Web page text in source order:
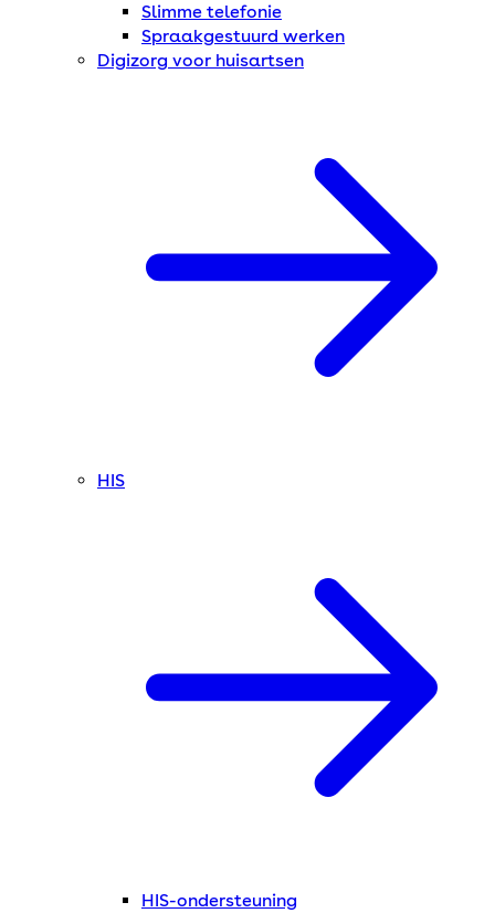
Slimme telefonie
Spraakgestuurd werken
Digizorg voor huisartsen
HIS
HIS-ondersteuning